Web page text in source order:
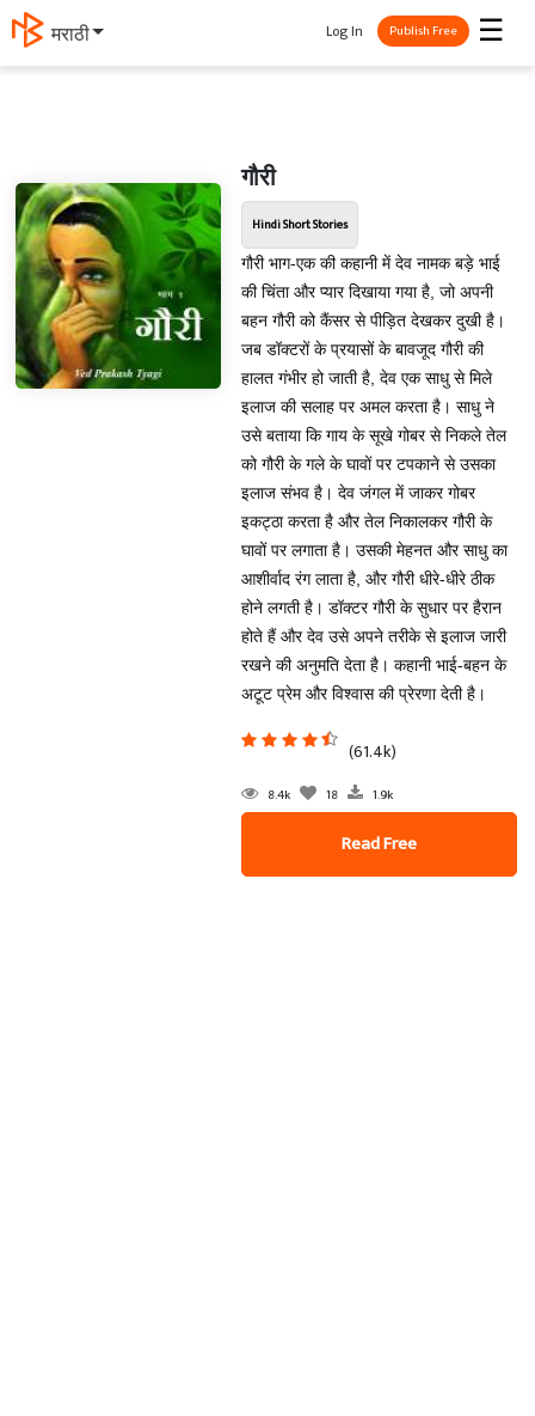
मराठी ☰
Log In Publish Free
गौरी
Hindi Short Stories
गौरी भाग-एक की कहानी में देव नामक बड़े भाई
की चिंता और प्यार दिखाया गया है, जो अपनी
बहन गौरी को कैंसर से पीड़ित देखकर दुखी है।
जब डॉक्टरों के प्रयासों के बावजूद गौरी की
हालत गंभीर हो जाती है, देव एक साधु से मिले
इलाज की सलाह पर अमल करता है। साधु ने
उसे बताया कि गाय के सूखे गोबर से निकले तेल
को गौरी के गले के घावों पर टपकाने से उसका
इलाज संभव है। देव जंगल में जाकर गोबर
इकट्ठा करता है और तेल निकालकर गौरी के
घावों पर लगाता है। उसकी मेहनत और साधु का
आशीर्वाद रंग लाता है, और गौरी धीरे-धीरे ठीक
होने लगती है। डॉक्टर गौरी के सुधार पर हैरान
होते हैं और देव उसे अपने तरीके से इलाज जारी
रखने की अनुमति देता है। कहानी भाई-बहन के
अटूट प्रेम और विश्वास की प्रेरणा देती है।
(61.4k)
8.4k 18 1.9k
Read Free